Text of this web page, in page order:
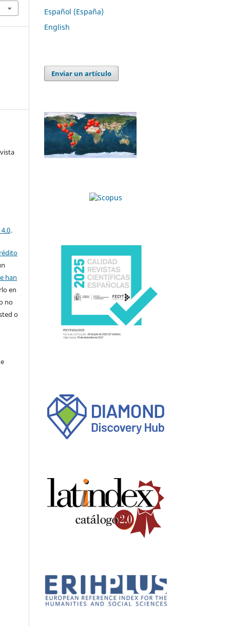
.
han
en
no
o
Español (España)
English
Enviar un artículo